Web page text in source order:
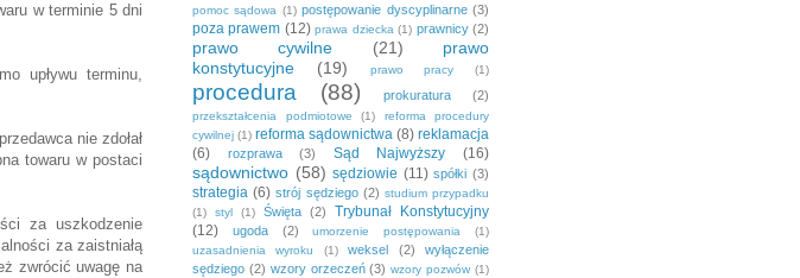
w terminie 5 dni
upływu terminu,
nie zdołał
towaru w postaci
za uszkodzenie
za zaistniałą
zwrócić uwagę na
pomoc sądowa (1) postępowanie dyscyplinarne (3)
poza prawem (12) prawa dziecka (1) prawnicy (2)
prawo cywilne (21)
prawo
konstytucyjne
(19) prawo pracy (1)
procedura (88) prokuratura (2)
przekształcenia podmiotowe (1)
reforma procedury
cywilnej (1) reforma sądownictwa (8) reklamacja
(6)
rozprawa (3) Sąd Najwyższy (16)
sądownictwo (58) sędziowie (11) spółki (3)
strategia (6) strój sędziego (2) studium przypadku
(1)
styl (1) Święta (2)
Trybunał Konstytucyjny
(12)
ugoda (2) umorzenie postępowania
(1)
uzasadnienia wyroku
(1) weksel (2)
wyłączenie
sędziego (2) wzory orzeczeń (3) wzory pozwów (1)